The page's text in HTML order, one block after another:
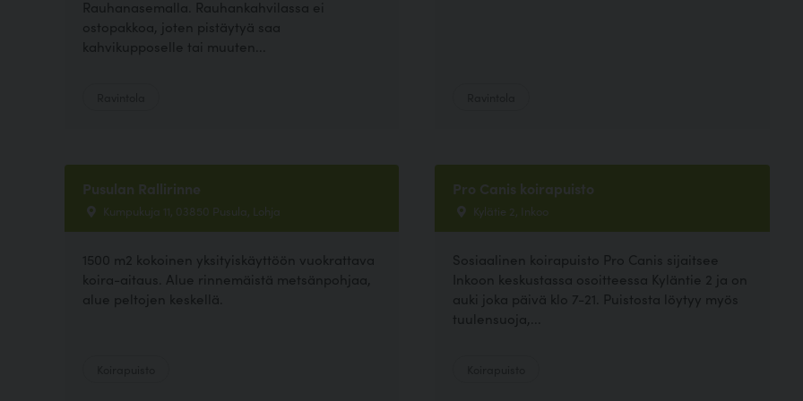
Rauhanasemalla. Rauhankahvilassa ei
ostopakkoa, joten pistäytyä saa
kahvikupposelle tai muuten...
Pusulan Rallirinne
Kumpukuja 11, 03850 Pusula, Lohja
1500 m2 kokoinen yksityiskäyttöön vuokrattava
koira-aitaus. Alue rinnemäistä metsänpohjaa,
alue peltojen keskellä.
Pro Canis koirapuisto
Kylätie 2, Inkoo
Sosiaalinen koirapuisto Pro Canis sijaitsee
Inkoon keskustassa osoitteessa Kyläntie 2 ja on
auki joka päivä klo 7-21. Puistosta löytyy myös
tuulensuoja,...